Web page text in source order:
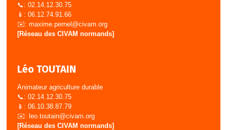
📞: 02.14.12.30.75
📱: 06.12.74.91.66
✉️: maxime.pernel@civam.org
[Réseau des CIVAM normands]
Léo TOUTAIN
Animateur agriculture durable
📞: 02.14.12.30.75
📱: 06.10.38.87.79
✉️: leo.toutain@civam.org
[Réseau des CIVAM normands]